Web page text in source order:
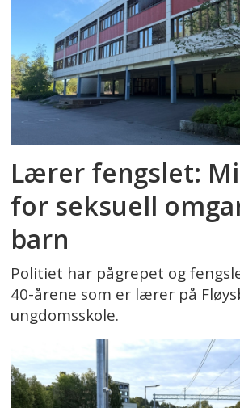
Lærer fengslet:
for seksuell
barn
Politiet har pågrepet og
40-årene som er lærer på
ungdomsskole.